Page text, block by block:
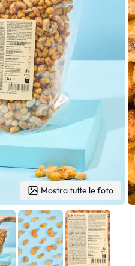
Mostra tutte le foto